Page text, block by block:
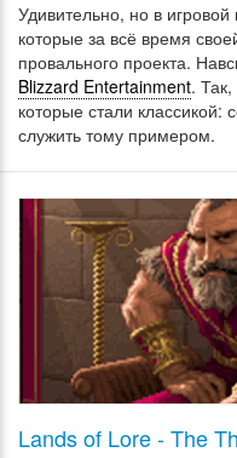
Удивительно, но в
которые за всё время
провального проекта.
Blizzard Entertainment.
которые стали классикой:
служить тому примером.
Lands of Lore - The